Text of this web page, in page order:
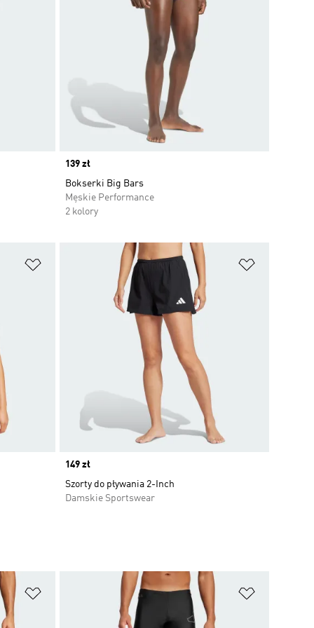
Price
139 zł
Bokserki Big Bars
Męskie Performance
2 kolory
Dodaj do listy życzeń
Price
149 zł
Szorty do pływania 2-Inch
Damskie Sportswear
Dodaj do listy życzeń